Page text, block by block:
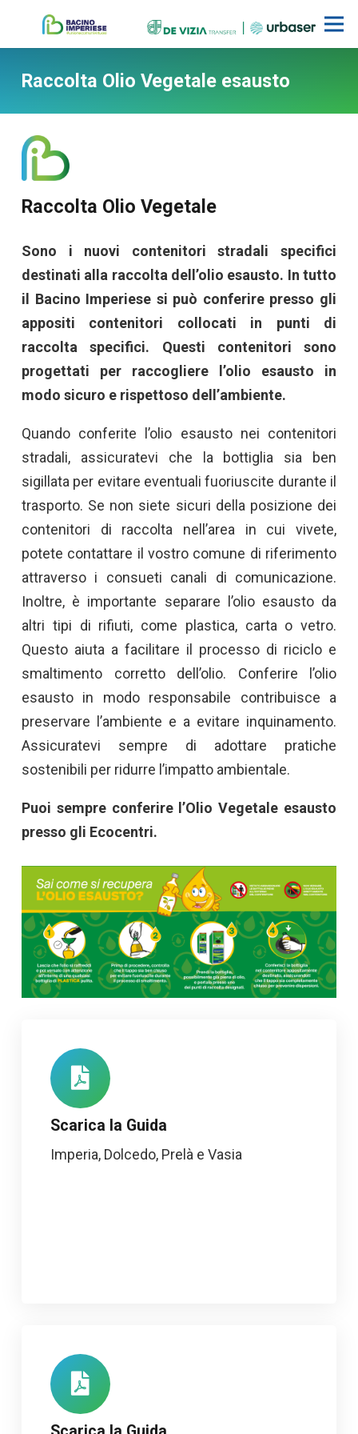
Raccolta Olio Vegetale esausto
Raccolta Olio Vegetale
Sono i nuovi contenitori stradali specifici
destinati alla raccolta dell’olio esausto. In tutto
il Bacino Imperiese si può conferire presso gli
appositi contenitori collocati in punti di
raccolta specifici. Questi contenitori sono
progettati per raccogliere l’olio esausto in
modo sicuro e rispettoso dell’ambiente.
Quando conferite l’olio esausto nei contenitori
stradali, assicuratevi che la bottiglia sia ben
sigillata per evitare eventuali fuoriuscite durante il
trasporto. Se non siete sicuri della posizione dei
contenitori di raccolta nell’area in cui vivete,
potete contattare il vostro comune di riferimento
attraverso i consueti canali di comunicazione.
Inoltre, è importante separare l’olio esausto da
altri tipi di rifiuti, come plastica, carta o vetro.
Questo aiuta a facilitare il processo di riciclo e
smaltimento corretto dell’olio. Conferire l’olio
esausto in modo responsabile contribuisce a
preservare l’ambiente e a evitare inquinamento.
Assicuratevi sempre di adottare pratiche
sostenibili per ridurre l’impatto ambientale.
Puoi sempre conferire l’Olio Vegetale esausto
presso gli Ecocentri.
Scarica la Guida
Imperia, Dolcedo, Prelà e Vasia